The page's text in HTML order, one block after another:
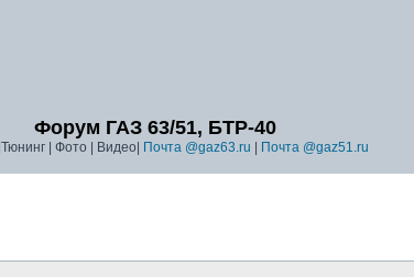
Форум ГАЗ 63/51, БТР-40
|Тюнинг | Фото | Видео| Почта @gaz63.ru Почта @gaz51.ru